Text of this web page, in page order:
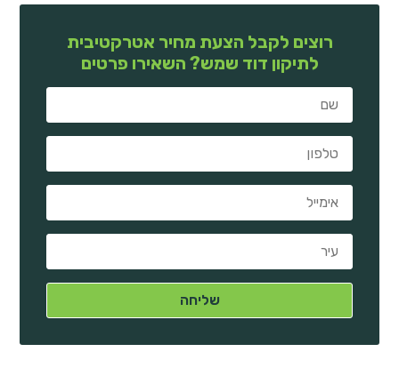
רוצים לקבל הצעת מחיר אטרקטיבית
לתיקון דוד שמש? השאירו פרטים